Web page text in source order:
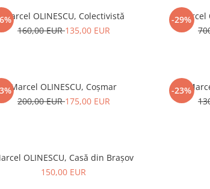
Marcel OLINESCU, Colectivistă
160,00 EUR135,00 EUR
-29%
Marcel
Marcel OLINESCU, Coșmar
200,00 EUR175,00 EUR
-23%
OLINESCU, Casă din Brașov
150,00 EUR